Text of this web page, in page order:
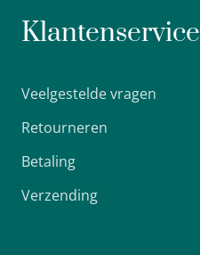
Klantenservice
Veelgestelde vragen
Retourneren
Betaling
Verzending